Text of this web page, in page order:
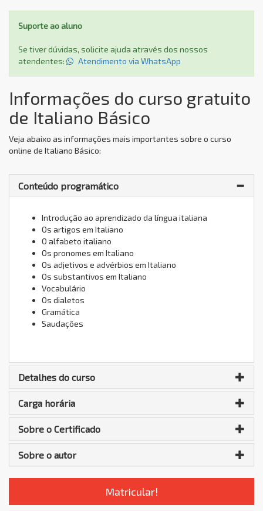
Suporte ao aluno
Se tiver dúvidas, solicite ajuda através dos nossos
atendentes:
Atendimento via WhatsApp
Informações do curso gratuito
de Italiano Básico
Veja abaixo as informações mais importantes sobre o curso
online de Italiano Básico:
Conteúdo programático
Introdução ao aprendizado da língua italiana
Os artigos em Italiano
O alfabeto italiano
Os pronomes em Italiano
Os adjetivos e advérbios em Italiano
Os substantivos em Italiano
Vocabulário
Os dialetos
Gramática
Saudações
Detalhes do curso
Carga horária
Sobre o Certificado
Sobre o autor
Matricular!